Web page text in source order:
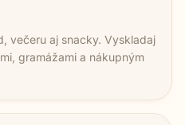
večeru aj snacky. Vyskladaj
gramážami a nákupným